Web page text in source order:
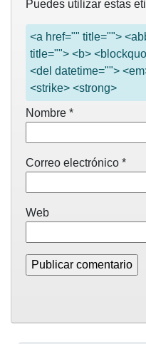
Puedes utilizar estas
<a href="" title="">
title=""> <b>
<del datetime="">
<strike> <strong>
Nombre *
Correo electrónico *
Web